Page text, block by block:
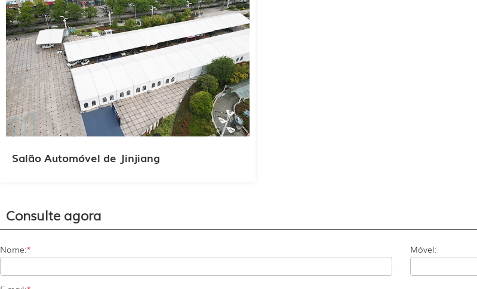
Salão Automóvel de Jinjiang
Consulte agora
Nome:* Móvel: